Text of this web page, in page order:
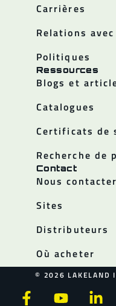
Carrières
Relations
Politiques
Ressources
Blogs et
Catalogues
Certificats de
Recherche de
Contact
Nous contacter
Sites
Distributeurs
Où acheter
© 2026 LAKELAND